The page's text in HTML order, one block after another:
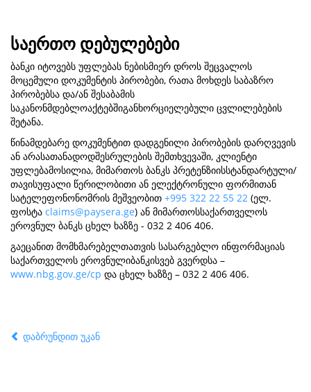
საერთო დებულებები
ბანკი იტოვებს უფლებას ნებისმიერ დროს შეცვალოს
მოცემული დოკუმენტის პირობები, რათა მოხდეს საბაზრო
პირობებსა და/ან შესაბამის
საკანონმდებლოაქტებშიგანხორციელებული ცვლილებების
შეტანა.
წინამდებარე დოკუმენტით დადგენილი პირობების დარღვევის
ან არასათანადოდშესრულების შემთხვევაში, კლიენტი
უფლებამოსილია, მიმართოს ბანკს პრეტენზიისსტანდარტული/
თავისუფალი წერილობითი ან ელექტრონული ფორმითან
სატელეფონონომრის მეშვეობით +995 322 22 55 22 (ელ.
ფოსტა claims@paysera.ge) ან მიმართოსსაქართველოს
ეროვნულ ბანკს ცხელ ხაზზე - 032 2 406 406.
გაეცანით მომხმარებელთათვის სასარგებლო ინფორმაციას
საქართველოს ეროვნულიბანკისვებ გვერდსა –
www.nbg.gov.ge/cp და ცხელ ხაზზე – 032 2 406 406.
დაბრუნდით უკან